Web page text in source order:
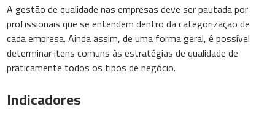
A gestão de qualidade nas empresas deve ser pautada por
profissionais que se entendem dentro da categorização de
cada empresa. Ainda assim, de uma forma geral, é possível
determinar itens comuns às estratégias de qualidade de
praticamente todos os tipos de negócio.
Indicadores